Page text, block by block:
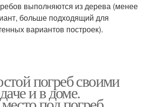
выполняются из дерева (менее
больше подходящий для
вариантов построек).
погреб своими
и в доме.